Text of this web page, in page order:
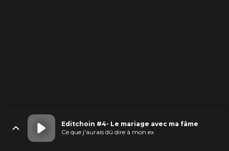
Editchoin #4- Le mariage avec ma fâme
Ce que j'aurais dû dire à mon ex